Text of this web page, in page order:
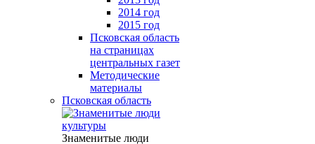
2014 год
2015 год
Псковская область
на страницах
центральных газет
Методические
материалы
Псковская область
Знаменитые люди